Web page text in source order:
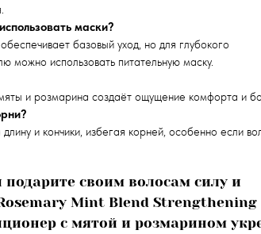
маски?
базовый уход, но для глубокого
можно использовать питательную маску.
и розмарина создаёт ощущение комфорта и
и кончики, избегая корней, особенно если
подарите своим волосам силу и
Mint Blend Strengthening
с мятой и розмарином